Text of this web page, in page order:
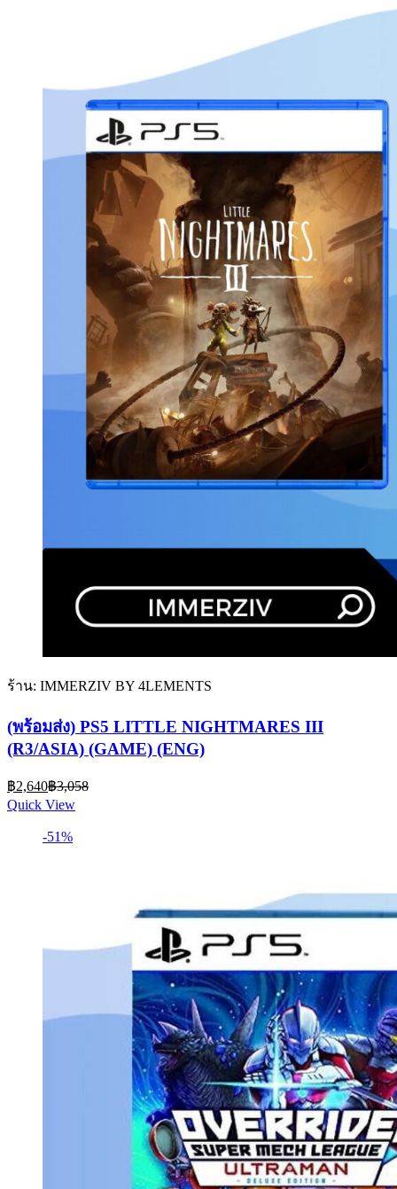
ร้าน: IMMERZIV BY 4LEMENTS
(พร้อมส่ง) PS5 LITTLE NIGHTMARES III
(R3/ASIA) (GAME) (ENG)
฿2,640Current
price
is:
฿2,640.
฿3,058
Quick View
-51%